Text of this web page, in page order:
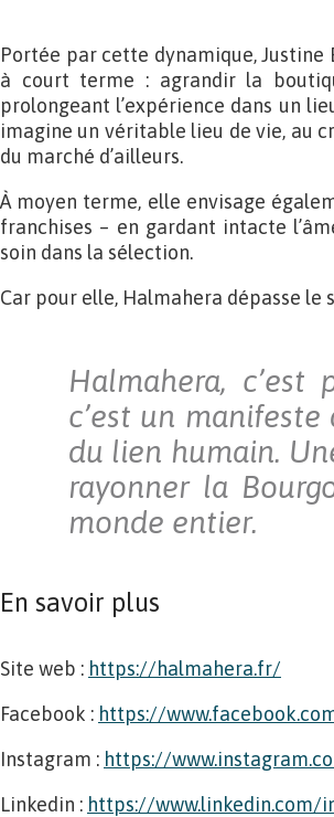
Portée par cette dynamique, Justine
à court terme : agrandir la
prolongeant l’expérience dans un
imagine un véritable lieu de vie, au
du marché d’ailleurs.
À moyen terme, elle envisage
franchises – en gardant intacte
soin dans la sélection.
Car pour elle, Halmahera dépasse le
Halmahera, c’est
c’est un
du lien humain.
rayonner la
monde entier.
En savoir plus
Site web : https://halmahera.fr/
Facebook : https://
Instagram : https://
Linkedin : https://